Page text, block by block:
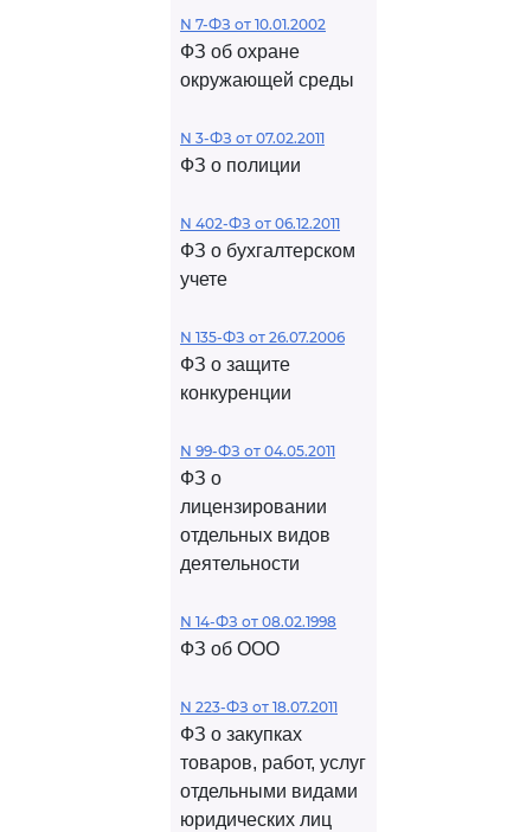
N 7-ФЗ от 10.01.2002
ФЗ об охране
окружающей среды
N 3-ФЗ от 07.02.2011
ФЗ о полиции
N 402-ФЗ от 06.12.2011
ФЗ о бухгалтерском
учете
N 135-ФЗ от 26.07.2006
ФЗ о защите
конкуренции
N 99-ФЗ от 04.05.2011
ФЗ о
лицензировании
отдельных видов
деятельности
N 14-ФЗ от 08.02.1998
ФЗ об ООО
N 223-ФЗ от 18.07.2011
ФЗ о закупках
товаров, работ, услуг
отдельными видами
юридических лиц